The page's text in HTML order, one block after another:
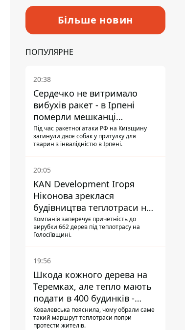
Більше новин
ПОПУЛЯРНЕ
20:38
Сердечко не витримало
вибухів ракет - в Ірпені
померли мешканці
притулку для собак з
інвалідністю
Під час ракетної атаки РФ на Київщину
загинули двоє собак у притулку для
тварин з інвалідністю в Ірпені.
20:05
KAN Development Ігоря
Ніконова зреклася
будівництва теплотраси на
Теремках
Компанія заперечує причетність до
вирубки 662 дерев під теплотрасу на
Голосіївщині.
19:56
Шкода кожного дерева на
Теремках, але тепло мають
подати в 400 будинків -
депутатка Київради
Ковалевська пояснила, чому обрали саме
такий маршрут теплотраси попри
протести жителів.